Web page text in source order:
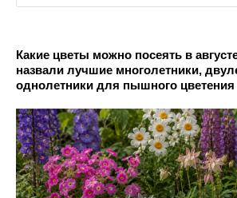
Какие цветы можно посеять в
назвали лучшие многолетники,
однолетники для пышного цветения